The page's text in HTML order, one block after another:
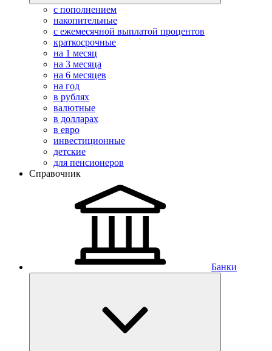
с пополнением
накопительные
с ежемесячной выплатой процентов
краткосрочные
на 1 месяц
на 3 месяца
на 6 месяцев
на год
в рублях
валютные
в долларах
в евро
инвестиционные
детские
для пенсионеров
Справочник
Банки